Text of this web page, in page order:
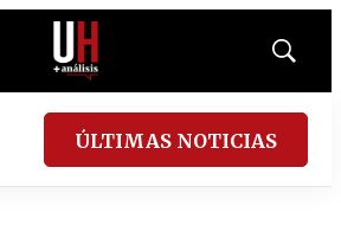
Mostrar
ÚLTIMAS NOTICIAS